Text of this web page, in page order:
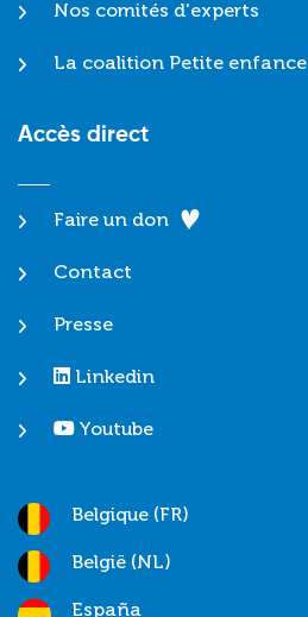
Nos comités d'experts
La coalition Petite enfance
Accès direct
Faire un don
Contact
Presse
Linkedin
Youtube
Belgique (FR)
België (NL)
España